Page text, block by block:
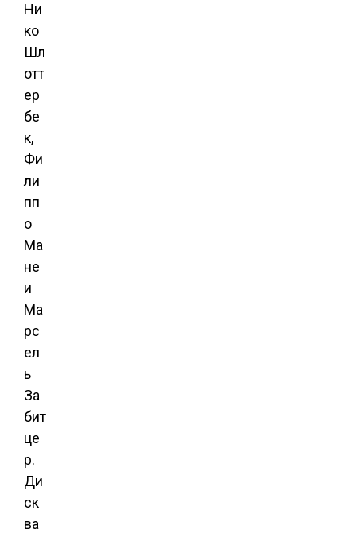
Ни
ко
Шл
отт
ер
бе
к,
Фи
ли
пп
о
Ма
не
и
Ма
рс
ел
ь
За
бит
це
р.
Ди
ск
ва